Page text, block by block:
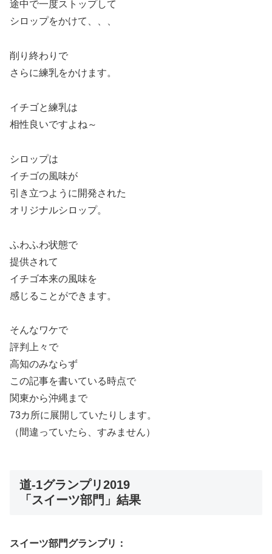
途中で一度ストップして
シロップをかけて、、、
削り終わりで
さらに練乳をかけます。
イチゴと練乳は
相性良いですよね～
シロップは
イチゴの風味が
引き立つように開発された
オリジナルシロップ。
ふわふわ状態で
提供されて
イチゴ本来の風味を
感じることができます。
そんなワケで
評判上々で
高知のみならず
この記事を書いている時点で
関東から沖縄まで
73カ所に展開していたりします。
（間違っていたら、すみません）
道-1グランプリ2019
「スイーツ部門」結果
スイーツ部門グランプリ：